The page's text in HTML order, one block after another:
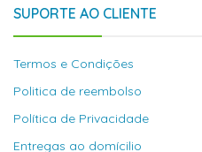
SUPORTE AO CLIENTE
Termos e Condições
Politica de reembolso
Política de Privacidade
Entregas ao domícilio